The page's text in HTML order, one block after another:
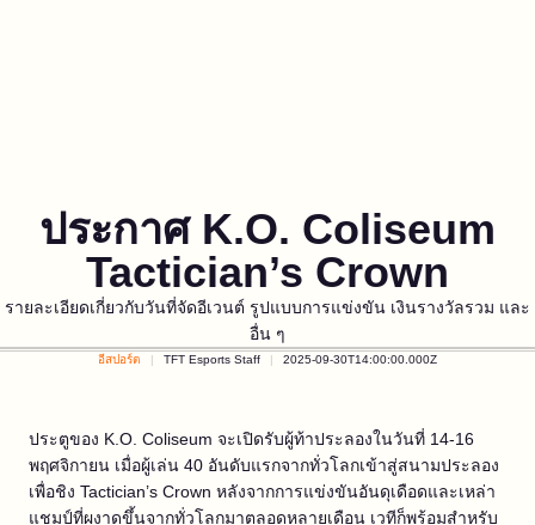
ประกาศ K.O. Coliseum
Tactician’s Crown
รายละเอียดเกี่ยวกับวันที่จัดอีเวนต์ รูปแบบการแข่งขัน เงินรางวัลรวม และ
อื่น ๆ
อีสปอร์ต TFT Esports Staff 2025-09-30T14:00:00.000Z
ประตูของ K.O. Coliseum จะเปิดรับผู้ท้าประลองในวันที่ 14-16
พฤศจิกายน เมื่อผู้เล่น 40 อันดับแรกจากทั่วโลกเข้าสู่สนามประลอง
เพื่อชิง Tactician’s Crown หลังจากการแข่งขันอันดุเดือดและเหล่า
แชมป์ที่ผงาดขึ้นจากทั่วโลกมาตลอดหลายเดือน เวทีก็พร้อมสำหรับ